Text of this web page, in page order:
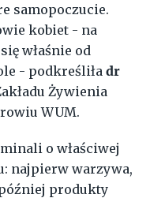
samopoczucie.
kobiet - na
właśnie od
- podkreśliła dr
Żywienia
WUM.
o właściwej
najpierw warzywa,
produkty